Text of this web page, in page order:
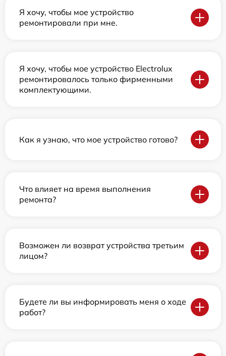
Я хочу, чтобы мое устройство
ремонтировали при мне.
Я хочу, чтобы мое устройство Electrolux
ремонтировалось только фирменными
комплектующими.
Как я узнаю, что мое устройство готово?
Что влияет на время выполнения
ремонта?
Возможен ли возврат устройства третьим
лицом?
Будете ли вы информировать меня о ходе
работ?